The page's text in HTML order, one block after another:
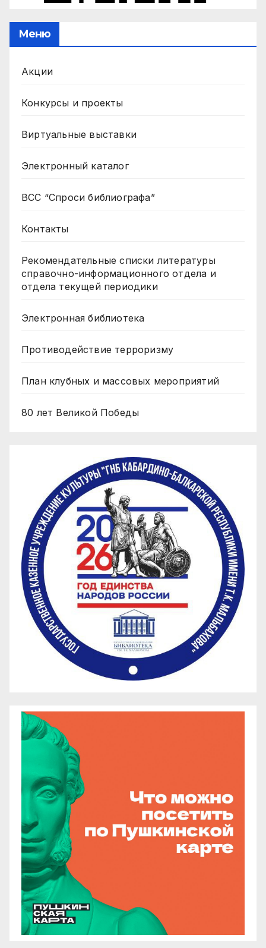
Меню
Акции
Конкурсы и проекты
Виртуальные выставки
Электронный каталог
ВСС “Спроси библиографа”
Контакты
Рекомендательные списки литературы
справочно-информационного отдела и
отдела текущей периодики
Электронная библиотека
Противодействие терроризму
План клубных и массовых мероприятий
80 лет Великой Победы